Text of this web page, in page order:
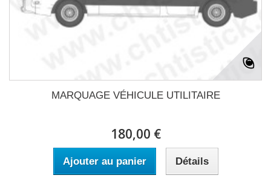
MARQUAGE VÉHICULE UTILITAIRE
180,00 €
Ajouter au panier Détails